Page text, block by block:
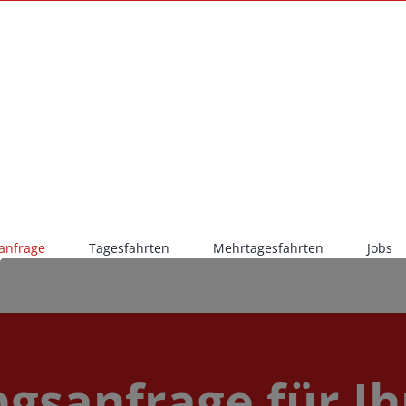
Tagesfahrten Mehrtagesfahrten Jobs